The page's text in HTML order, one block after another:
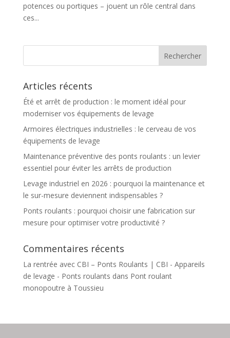
potences ou portiques – jouent un rôle central dans
ces...
Articles récents
Été et arrêt de production : le moment idéal pour
moderniser vos équipements de levage
Armoires électriques industrielles : le cerveau de vos
équipements de levage
Maintenance préventive des ponts roulants : un levier
essentiel pour éviter les arrêts de production
Levage industriel en 2026 : pourquoi la maintenance et
le sur-mesure deviennent indispensables ?
Ponts roulants : pourquoi choisir une fabrication sur
mesure pour optimiser votre productivité ?
Commentaires récents
La rentrée avec CBI – Ponts Roulants | CBI - Appareils
de levage - Ponts roulants dans Pont roulant
monopoutre à Toussieu